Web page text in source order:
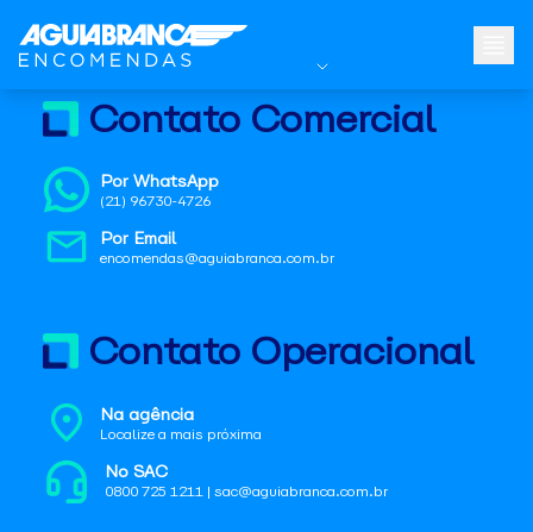
Contato Comercial
Por WhatsApp
(21) 96730-4726
Por Email
encomendas@aguiabranca.com.br
Contato Operacional
Na agência
Localize a mais próxima
No SAC
0800 725 1211 | sac@aguiabranca.com.br